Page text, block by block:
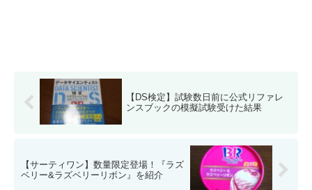
【DS検定】試験数日前に公式リファレ
ンスブックの模擬試験受けた結果
【サーティワン】数量限定登場！『ラズ
ベリー&ラズベリーリボン』を紹介